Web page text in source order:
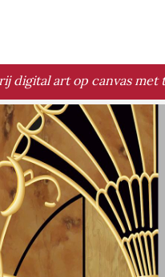
digital art op canvas met